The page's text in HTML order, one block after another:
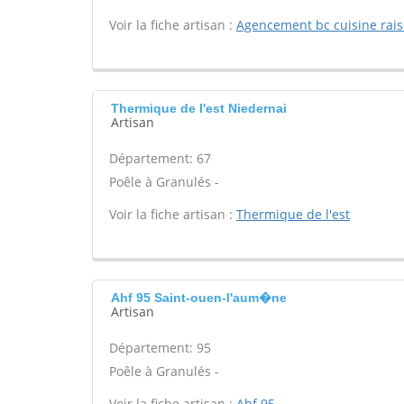
Voir la fiche artisan : Agencement bc cuisine
Thermique de l'est Niedernai
Artisan
Département: 67
Poêle à Granulés -
Voir la fiche artisan : Thermique de l'est
Ahf 95 Saint-ouen-l'aum�ne
Artisan
Département: 95
Poêle à Granulés -